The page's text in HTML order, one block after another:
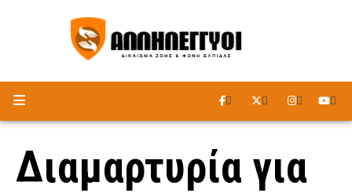
ΑΚΟΥΣΤΕ ΤΟ ΡΑΔΙΟΦΩΝΟ
Διαμαρτυρία για